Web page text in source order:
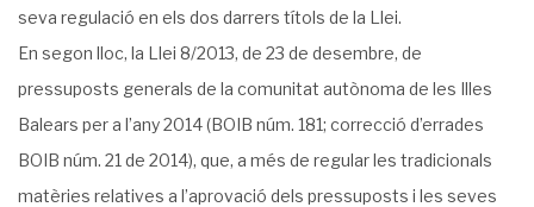
seva regulació en els dos darrers títols de la Llei.
En segon lloc, la Llei 8/2013, de 23 de desembre, de
pressuposts generals de la comunitat autònoma de les Illes
Balears per a l’any 2014 (BOIB núm. 181; correcció d’errades
BOIB núm. 21 de 2014), que, a més de regular les tradicionals
matèries relatives a l’aprovació dels pressuposts i les seves